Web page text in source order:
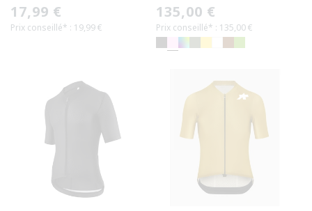
Prix
habituel
17,99 €
Prix conseillé* : 19,99 €
Prix
habituel
135,00 €
Prix conseillé* : 135,00 €